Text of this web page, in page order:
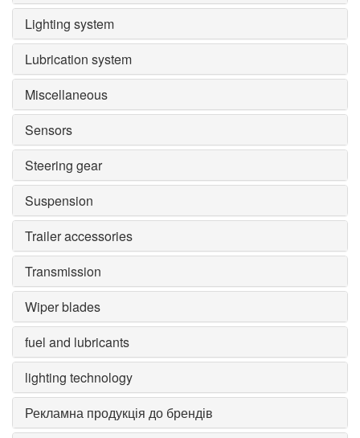
Lighting system
Lubrication system
Miscellaneous
Sensors
Steering gear
Suspension
Trailer accessories
Transmission
Wiper blades
fuel and lubricants
lighting technology
Рекламна продукція до брендів